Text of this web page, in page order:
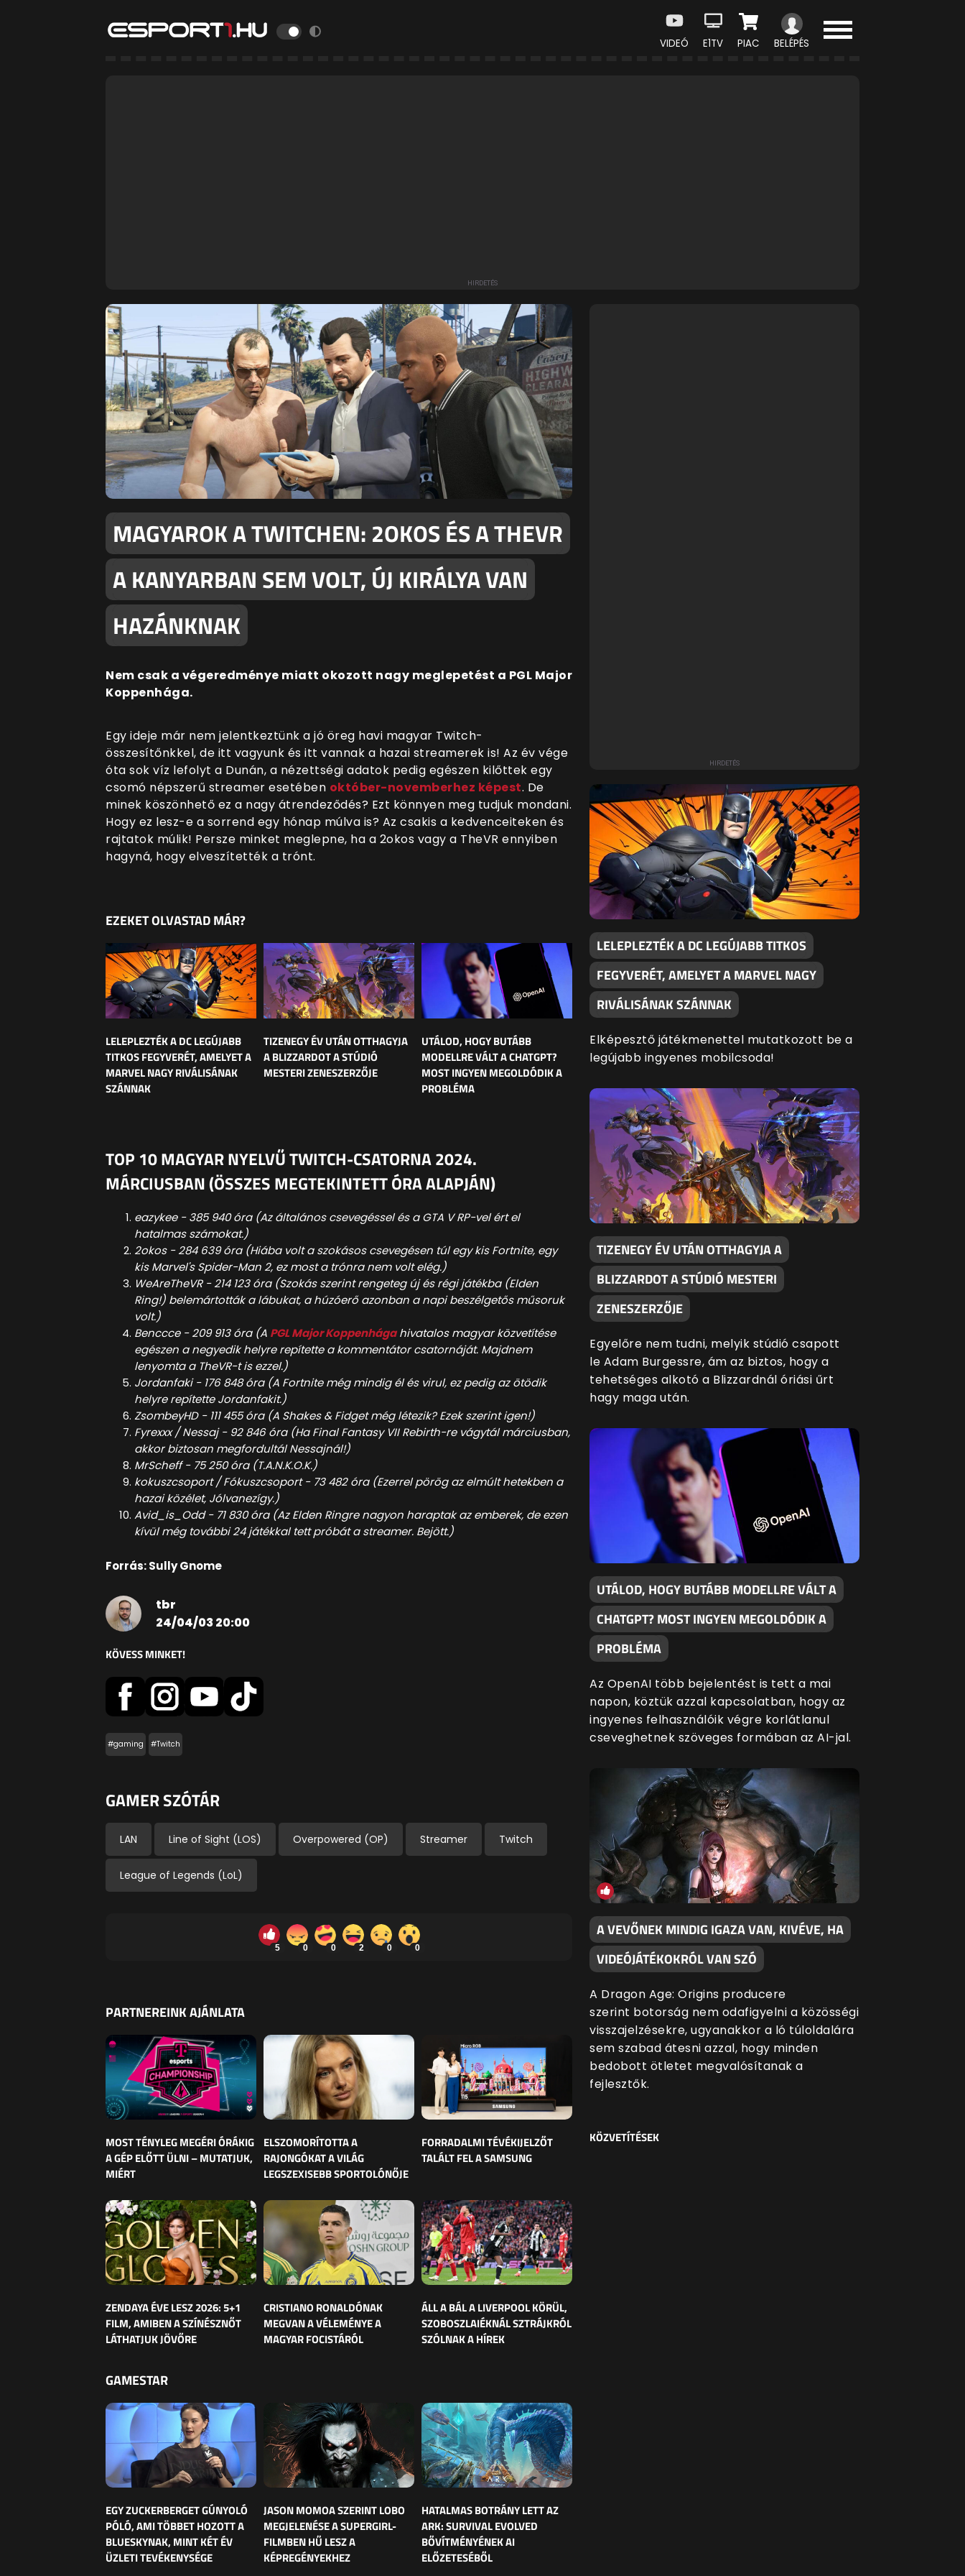
VIDEÓ E1TV PIAC BELÉPÉS
MAGYAROK A TWITCHEN: 2OKOS ÉS A THEVR
A KANYARBAN SEM VOLT, ÚJ KIRÁLYA VAN
HAZÁNKNAK
Nem csak a végeredménye miatt okozott nagy meglepetést a PGL Major
Koppenhága.
Egy ideje már nem jelentkeztünk a jó öreg havi magyar Twitch-
összesítőnkkel, de itt vagyunk és itt vannak a hazai streamerek is! Az év vége
óta sok víz lefolyt a Dunán, a nézettségi adatok pedig egészen kilőttek egy
csomó népszerű streamer esetében október-novemberhez képest. De
minek köszönhető ez a nagy átrendeződés? Ezt könnyen meg tudjuk mondani.
Hogy ez lesz-e a sorrend egy hónap múlva is? Az csakis a kedvenceiteken és
rajtatok múlik! Persze minket meglepne, ha a 2okos vagy a TheVR ennyiben
hagyná, hogy elveszítették a trónt.
EZEKET OLVASTAD MÁR?
LELEPLEZTÉK A DC LEGÚJABB
TITKOS FEGYVERÉT, AMELYET A
MARVEL NAGY RIVÁLISÁNAK
SZÁNNAK
TIZENEGY ÉV UTÁN OTTHAGYJA
A BLIZZARDOT A STÚDIÓ
MESTERI ZENESZERZŐJE
UTÁLOD, HOGY BUTÁBB
MODELLRE VÁLT A CHATGPT?
MOST INGYEN MEGOLDÓDIK A
PROBLÉMA
TOP 10 MAGYAR NYELVŰ TWITCH-CSATORNA 2024.
MÁRCIUSBAN (ÖSSZES MEGTEKINTETT ÓRA ALAPJÁN)
eazykee - 385 940 óra (Az általános csevegéssel és a GTA V RP-vel ért el
hatalmas számokat.)
2okos - 284 639 óra (Hiába volt a szokásos csevegésen túl egy kis Fortnite, egy
kis Marvel's Spider-Man 2, ez most a trónra nem volt elég.)
WeAreTheVR - 214 123 óra (Szokás szerint rengeteg új és régi játékba (Elden
Ring!) belemártották a lábukat, a húzóerő azonban a napi beszélgetős műsoruk
volt.)
Benccce - 209 913 óra (A PGL Major Koppenhágahivatalos magyar közvetítése
egészen a negyedik helyre repítette a kommentátor csatornáját. Majdnem
lenyomta a TheVR-t is ezzel.)
Jordanfaki - 176 848 óra (A Fortnite még mindig él és virul, ez pedig az ötödik
helyre repítette Jordanfakit.)
ZsombeyHD - 111 455 óra (A Shakes & Fidget még létezik? Ezek szerint igen!)
Fyrexxx / Nessaj - 92 846 óra (Ha Final Fantasy VII Rebirth-re vágytál márciusban,
akkor biztosan megfordultál Nessajnál!)
MrScheff - 75 250 óra (T.A.N.K.O.K.)
kokuszcsoport / Fókuszcsoport - 73 482 óra (Ezerrel pörög az elmúlt hetekben a
hazai közélet, Jólvanezígy.)
Avid_is_Odd - 71 830 óra (Az Elden Ringre nagyon haraptak az emberek, de ezen
kívül még további 24 játékkal tett próbát a streamer. Bejött.)
Forrás: Sully Gnome
tbr
24/04/03 20:00
KÖVESS MINKET!
#gaming #Twitch
GAMER SZÓTÁR
LAN Line of Sight (LOS) Overpowered (OP) Streamer Twitch
League of Legends (LoL)
5 0 0 2 0 0
PARTNEREINK AJÁNLATA
MOST TÉNYLEG MEGÉRI ÓRÁKIG
A GÉP ELŐTT ÜLNI – MUTATJUK,
MIÉRT
ELSZOMORÍTOTTA A
RAJONGÓKAT A VILÁG
LEGSZEXISEBB SPORTOLÓNŐJE
FORRADALMI TÉVÉKIJELZŐT
TALÁLT FEL A SAMSUNG
ZENDAYA ÉVE LESZ 2026: 5+1
FILM, AMIBEN A SZÍNÉSZNŐT
LÁTHATJUK JÖVŐRE
CRISTIANO RONALDÓNAK
MEGVAN A VÉLEMÉNYE A
MAGYAR FOCISTÁRÓL
ÁLL A BÁL A LIVERPOOL KÖRÜL,
SZOBOSZLAIÉKNÁL SZTRÁJKRÓL
SZÓLNAK A HÍREK
GAMESTAR
EGY ZUCKERBERGET GÚNYOLÓ
PÓLÓ, AMI TÖBBET HOZOTT A
BLUESKYNAK, MINT KÉT ÉV
ÜZLETI TEVÉKENYSÉGE
JASON MOMOA SZERINT LOBO
MEGJELENÉSE A SUPERGIRL-
FILMBEN HŰ LESZ A
KÉPREGÉNYEKHEZ
HATALMAS BOTRÁNY LETT AZ
ARK: SURVIVAL EVOLVED
BŐVÍTMÉNYÉNEK AI
ELŐZETESÉBŐL
LELEPLEZTÉK A DC LEGÚJABB TITKOS
FEGYVERÉT, AMELYET A MARVEL NAGY
RIVÁLISÁNAK SZÁNNAK
Elképesztő játékmenettel mutatkozott be a
legújabb ingyenes mobilcsoda!
TIZENEGY ÉV UTÁN OTTHAGYJA A
BLIZZARDOT A STÚDIÓ MESTERI
ZENESZERZŐJE
Egyelőre nem tudni, melyik stúdió csapott
le Adam Burgessre, ám az biztos, hogy a
tehetséges alkotó a Blizzardnál óriási űrt
hagy maga után.
UTÁLOD, HOGY BUTÁBB MODELLRE VÁLT A
CHATGPT? MOST INGYEN MEGOLDÓDIK A
PROBLÉMA
Az OpenAI több bejelentést is tett a mai
napon, köztük azzal kapcsolatban, hogy az
ingyenes felhasználóik végre korlátlanul
cseveghetnek szöveges formában az AI-jal.
A VEVŐNEK MINDIG IGAZA VAN, KIVÉVE, HA
VIDEÓJÁTÉKOKRÓL VAN SZÓ
A Dragon Age: Origins producere
szerint botorság nem odafigyelni a közösségi
visszajelzésekre, ugyanakkor a ló túloldalára
sem szabad átesni azzal, hogy minden
bedobott ötletet megvalósítanak a
fejlesztők.
KÖZVETÍTÉSEK